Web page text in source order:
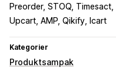
Preorder, STOQ, Timesact
Upcart, AMP, Qikify, Icart
Kategorier
Produktsampak